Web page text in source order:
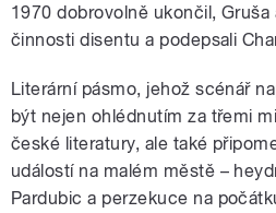
1970 dobrovolně ukončil, Gruša
činnosti disentu a podepsali
Literární pásmo, jehož scénář
být nejen ohlédnutím za třemi
české literatury, ale také
událostí na malém městě –
Pardubic a perzekuce na